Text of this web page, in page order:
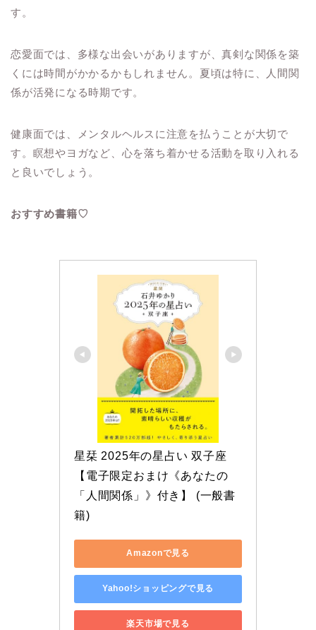
す。
恋愛面では、多様な出会いがありますが、真剣な関係を築
くには時間がかかるかもしれません。夏頃は特に、人間関
係が活発になる時期です。
健康面では、メンタルヘルスに注意を払うことが大切で
す。瞑想やヨガなど、心を落ち着かせる活動を取り入れる
と良いでしょう。
おすすめ書籍♡
星栞 2025年の星占い 双子座
【電子限定おまけ《あなたの
「人間関係」》付き】 (一般書
籍)
Amazonで見る
Yahoo!ショッピングで見る
楽天市場で見る